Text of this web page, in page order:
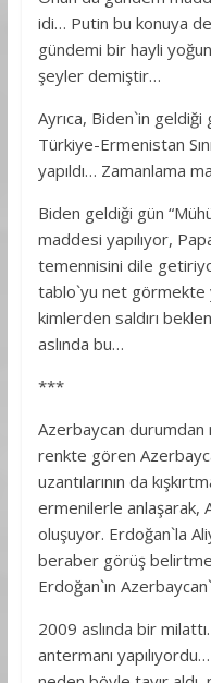
idi… Putin bu konuya
gündemi bir hayli
şeyler demiştir…
Ayrıca, Biden`in geldiği
Türkiye-Ermenistan
yapıldı… Zamanlama
Biden geldiği gün
maddesi yapılıyor,
temennisini dile
tablo`yu net görmekte
kimlerden saldırı
aslında bu…
***
Azerbaycan durumdan
renkte gören
uzantılarının da
ermenilerle anlaşarak,
oluşuyor. Erdoğan`la
beraber görüş
Erdoğan`ın
2009 aslında bir
antermanı